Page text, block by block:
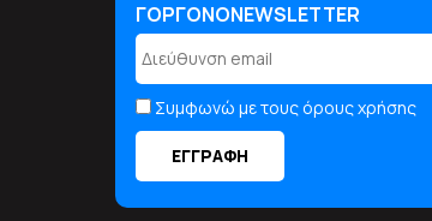
ΓΟΡΓΟΝΟNEWSLETTER
Συμφωνώ με τους όρους χρήσης